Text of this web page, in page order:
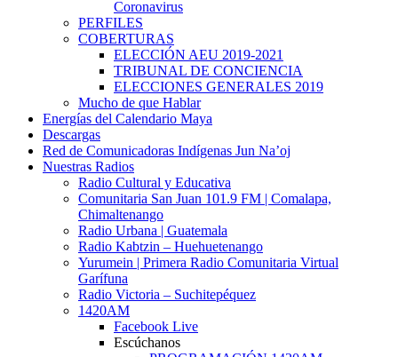
Coronavirus
PERFILES
COBERTURAS
ELECCIÓN AEU 2019-2021
TRIBUNAL DE CONCIENCIA
ELECCIONES GENERALES 2019
Mucho de que Hablar
Energías del Calendario Maya
Descargas
Red de Comunicadoras Indígenas Jun Na’oj
Nuestras Radios
Radio Cultural y Educativa
Comunitaria San Juan 101.9 FM | Comalapa,
Chimaltenango
Radio Urbana | Guatemala
Radio Kabtzin – Huehuetenango
Yurumein | Primera Radio Comunitaria Virtual
Garífuna
Radio Victoria – Suchitepéquez
1420AM
Facebook Live
Escúchanos